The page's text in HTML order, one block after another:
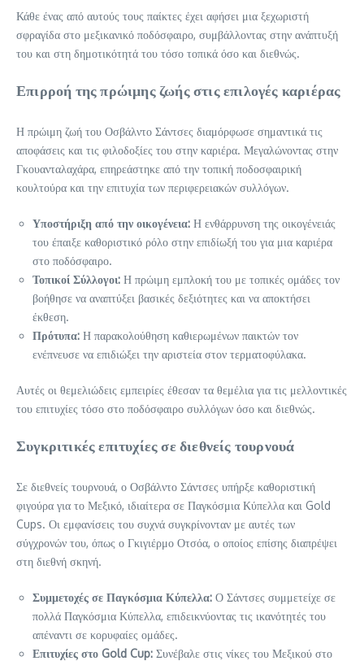
Κάθε ένας από αυτούς τους παίκτες έχει αφήσει μια ξεχωριστή
σφραγίδα στο μεξικανικό ποδόσφαιρο, συμβάλλοντας στην ανάπτυξή
του και στη δημοτικότητά του τόσο τοπικά όσο και διεθνώς.
Επιρροή της πρώιμης ζωής στις επιλογές καριέρας
Η πρώιμη ζωή του Οσβάλντο Σάντσες διαμόρφωσε σημαντικά τις
αποφάσεις και τις φιλοδοξίες του στην καριέρα. Μεγαλώνοντας στην
Γκουανταλαχάρα, επηρεάστηκε από την τοπική ποδοσφαιρική
κουλτούρα και την επιτυχία των περιφερειακών συλλόγων.
Υποστήριξη από την οικογένεια: Η ενθάρρυνση της οικογένειάς
του έπαιξε καθοριστικό ρόλο στην επιδίωξή του για μια καριέρα
στο ποδόσφαιρο.
Τοπικοί Σύλλογοι: Η πρώιμη εμπλοκή του με τοπικές ομάδες τον
βοήθησε να αναπτύξει βασικές δεξιότητες και να αποκτήσει
έκθεση.
Πρότυπα: Η παρακολούθηση καθιερωμένων παικτών τον
ενέπνευσε να επιδιώξει την αριστεία στον τερματοφύλακα.
Αυτές οι θεμελιώδεις εμπειρίες έθεσαν τα θεμέλια για τις μελλοντικές
του επιτυχίες τόσο στο ποδόσφαιρο συλλόγων όσο και διεθνώς.
Συγκριτικές επιτυχίες σε διεθνείς τουρνουά
Σε διεθνείς τουρνουά, ο Οσβάλντο Σάντσες υπήρξε καθοριστική
φιγούρα για το Μεξικό, ιδιαίτερα σε Παγκόσμια Κύπελλα και Gold
Cups. Οι εμφανίσεις του συχνά συγκρίνονταν με αυτές των
σύγχρονών του, όπως ο Γκιγιέρμο Οτσόα, ο οποίος επίσης διαπρέψει
στη διεθνή σκηνή.
Συμμετοχές σε Παγκόσμια Κύπελλα: Ο Σάντσες συμμετείχε σε
πολλά Παγκόσμια Κύπελλα, επιδεικνύοντας τις ικανότητές του
απέναντι σε κορυφαίες ομάδες.
Επιτυχίες στο Gold Cup: Συνέβαλε στις νίκες του Μεξικού στο